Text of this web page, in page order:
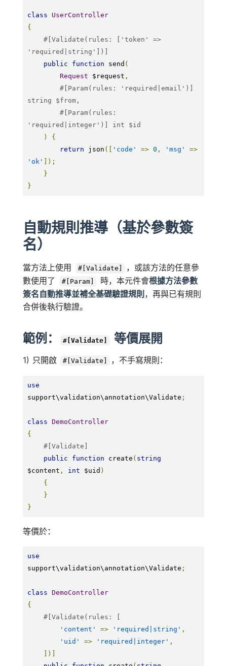
class
UserController
{
#[Validate(rules: ['token' =>
'required|string'])]
public
function send (
Request $request ,
#[Param(rules: 'required|email')]
string $from,
#[Param(rules:
'required|integer')] int $id
)
{
return json ([ 'code' => 0 , 'msg'
=>
'ok'
]);
}
}
自動規則推導（基於參數簽
名）
當方法上使用 #[Validate]
，或該方法的任意參
數使用了
#[Param] 時，本元件會根據方法參數
簽名自動推導並補全基礎驗證規則 ，再與已有規則
合併後執行驗證。
範例： #[Validate] 等價展開
1) 只開啟 #[Validate] ，不手寫規則：
use
support\validation\annotation\Validate ;
class DemoController
{
#[Validate]
public
function create ( string
$content , int $uid )
{
}
}
等價於：
use
support\validation\annotation\Validate ;
class DemoController
{
#[Validate(rules: [
'content'
=> 'required|string' ,
'uid'
=> 'required|integer' ,
])]